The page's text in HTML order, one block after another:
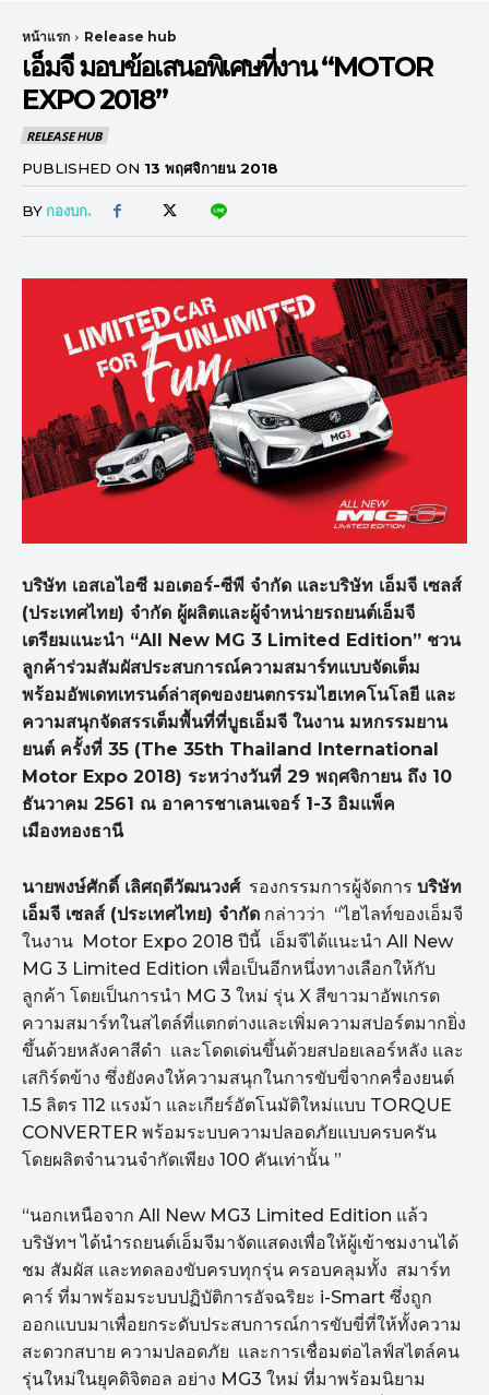
หน้าแรก Release hub
เอ็มจี มอบข้อเสนอพิเศษที่งาน “MOTOR
EXPO 2018”
RELEASE HUB
PUBLISHED ON 13 พฤศจิกายน 2018
BY กองบก.
บริษัท เอสเอไอซี มอเตอร์-ซีพี จำกัด และบริษัท เอ็มจี เซลส์
(ประเทศไทย) จำกัด ผู้ผลิตและผู้จำหน่ายรถยนต์เอ็มจี
เตรียมแนะนำ “All New MG 3 Limited Edition” ชวน
ลูกค้าร่วมสัมผัสประสบการณ์ความสมาร์ทแบบจัดเต็ม
พร้อมอัพเดทเทรนด์ล่าสุดของยนตกรรมไฮเทคโนโลยี และ
ความสนุกจัดสรรเต็มพื้นที่ที่บูธเอ็มจี ในงาน มหกรรมยาน
ยนต์ ครั้งที่ 35 (The 35th Thailand International
Motor Expo 2018) ระหว่างวันที่ 29 พฤศจิกายน ถึง 10
ธันวาคม 2561 ณ อาคารชาเลนเจอร์ 1-3 อิมแพ็ค
เมืองทองธานี
นายพงษ์ศักดิ์ เลิศฤดีวัฒนวงศ์รองกรรมการผู้จัดการ บริษัท
เอ็มจี เซลส์ (ประเทศไทย) จำกัด กล่าวว่า “ไฮไลท์ของเอ็มจี
ในงาน Motor Expo 2018 ปีนี้ เอ็มจีได้แนะนำ All New
MG 3 Limited Edition เพื่อเป็นอีกหนึ่งทางเลือกให้กับ
ลูกค้า โดยเป็นการนำ MG 3 ใหม่ รุ่น X สีขาวมาอัพเกรด
ความสมาร์ทในสไตล์ที่แตกต่างและเพิ่มความสปอร์ตมากยิ่ง
ขึ้นด้วยหลังคาสีดำ และโดดเด่นขึ้นด้วยสปอยเลอร์หลัง และ
เสกิร์ตข้าง ซึ่งยังคงให้ความสนุกในการขับขี่จากครื่องยนต์
1.5 ลิตร 112 แรงม้า และเกียร์อัตโนมัติใหม่แบบ TORQUE
CONVERTER พร้อมระบบความปลอดภัยแบบครบครัน
โดยผลิตจำนวนจำกัดเพียง 100 คันเท่านั้น ”
“นอกเหนือจาก All New MG3 Limited Edition แล้ว
บริษัทฯ ได้นำรถยนต์เอ็มจีมาจัดแสดงเพื่อให้ผู้เข้าชมงานได้
ชม สัมผัส และทดลองขับครบทุกรุ่น ครอบคลุมทั้ง สมาร์ท
คาร์ ที่มาพร้อมระบบปฏิบัติการอัจฉริยะ i-Smart ซึ่งถูก
ออกแบบมาเพื่อยกระดับประสบการณ์การขับขี่ที่ให้ทั้งความ
สะดวกสบาย ความปลอดภัย และการเชื่อมต่อไลฟ์สไตล์คน
รุ่นใหม่ในยุคดิจิตอล อย่าง MG3 ใหม่ ที่มาพร้อมนิยาม